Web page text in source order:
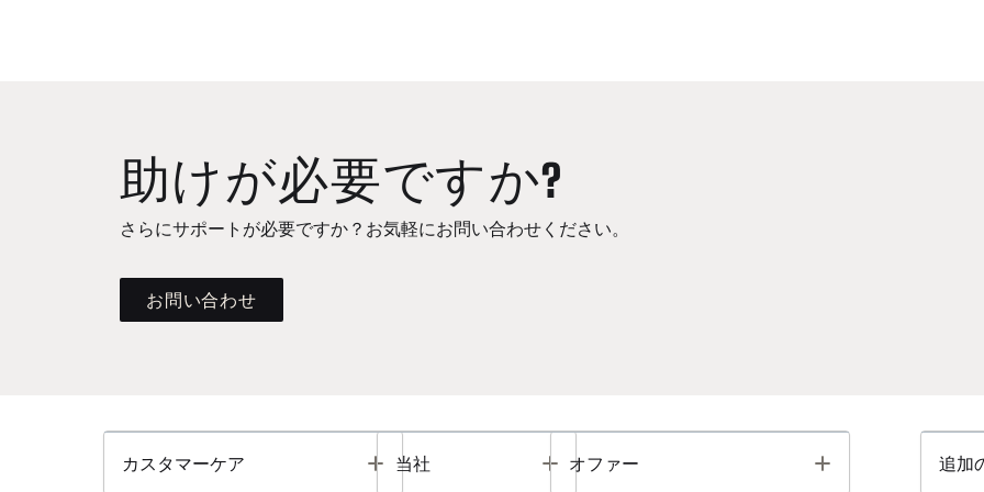
助けが必要ですか?
さらにサポートが必要ですか？お気軽にお問い合わせください。
お問い合わせ
カスタマーケア Toggle
当社 Toggle
オファー Toggle 追加